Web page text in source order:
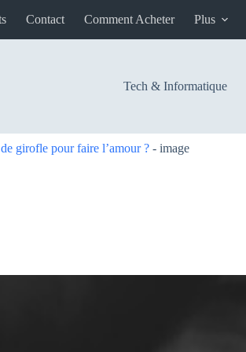
Contact Comment Acheter Plus
Tech & Informatique
girofle pour faire l’amour ? - image